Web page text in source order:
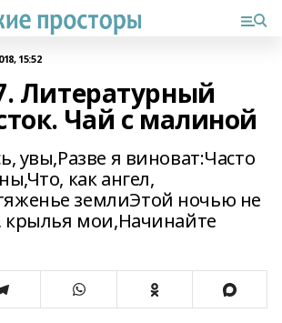
15:52
Литературный
Чай с малиной
увы,Разве я виноват:Часто
как ангел,
землиЭтой ночью не
крылья мои,Начинайте